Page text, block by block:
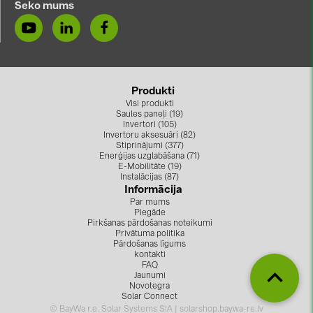
PRYSMIAN DRAKA (18)
PYLONTECH (17)
Trina Solar (6)
Seko mums
Produkti
Visi produkti
Saules paneļi (19)
Invertori (105)
Invertoru aksesuāri (82)
Stiprinājumi (377)
Enerģijas uzglabāšana (71)
E-Mobilitāte (19)
Instalācijas (87)
Informācija
Par mums
Piegāde
Pirkšanas pārdošanas noteikumi
Privātuma politika
Pārdošanas līgums
kontakti
FAQ
Jaunumi
Novotegra
Solar Connect
© BayWa r.e. Solar Systems SIA | solarshop.baywa-re.lv